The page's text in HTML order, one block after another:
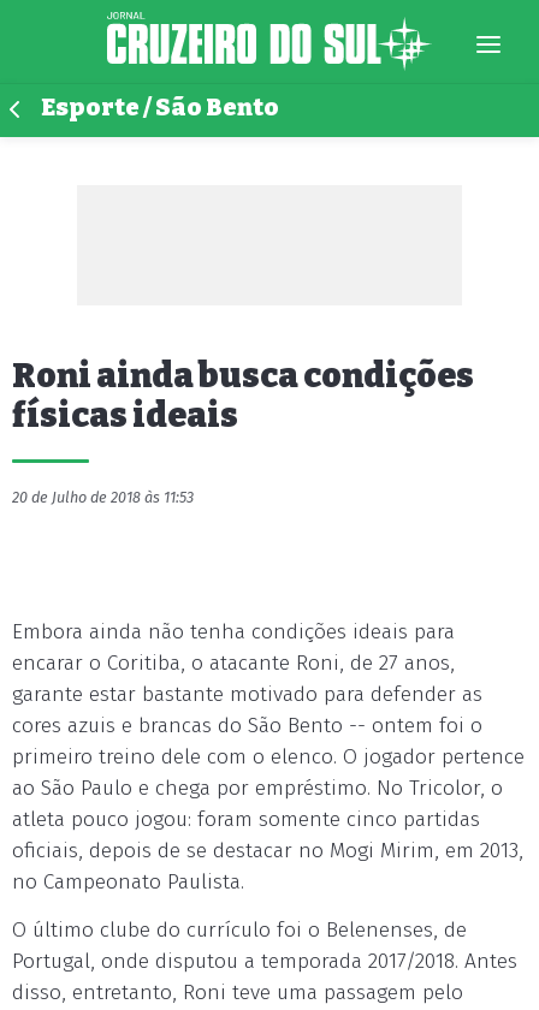
Esporte / São Bento
Roni ainda busca condições
físicas ideais
20 de Julho de 2018 às 11:53
Embora ainda não tenha condições ideais para
encarar o Coritiba, o atacante Roni, de 27 anos,
garante estar bastante motivado para defender as
cores azuis e brancas do São Bento -- ontem foi o
primeiro treino dele com o elenco. O jogador pertence
ao São Paulo e chega por empréstimo. No Tricolor, o
atleta pouco jogou: foram somente cinco partidas
oficiais, depois de se destacar no Mogi Mirim, em 2013,
no Campeonato Paulista.
O último clube do currículo foi o Belenenses, de
Portugal, onde disputou a temporada 2017/2018. Antes
disso, entretanto, Roni teve uma passagem pelo